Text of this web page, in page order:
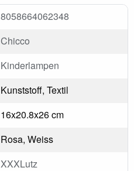
8058664062348
Chicco
Kinderlampen
Kunststoff, Textil
16x20.8x26 cm
Rosa, Weiss
XXXLutz